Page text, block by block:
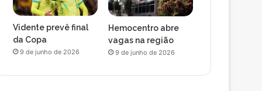
Vidente prevê final
da Copa
9 de junho de 2026
Hemocentro abre
vagas na região
9 de junho de 2026